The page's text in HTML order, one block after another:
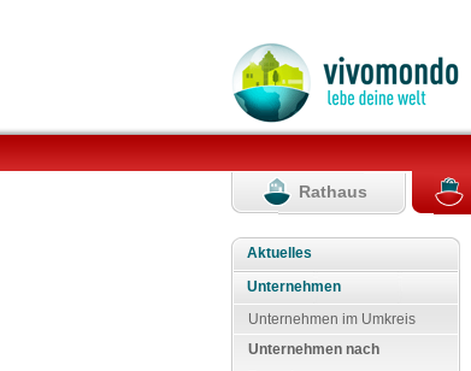
Rathaus
Aktuelles
Unternehmen
Unternehmen im Umkreis
Unternehmen nach